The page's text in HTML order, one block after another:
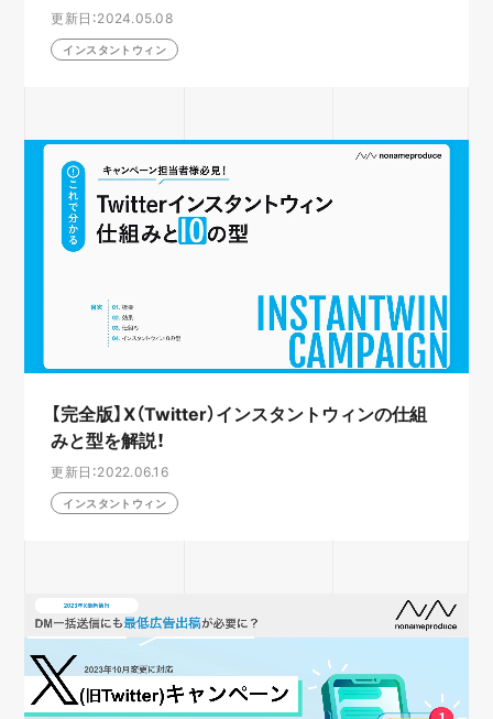
更新日：2024.05.08
インスタントウィン
【完全版】X（Twitter）インスタントウィンの仕組
みと型を解説！
更新日：2022.06.16
インスタントウィン